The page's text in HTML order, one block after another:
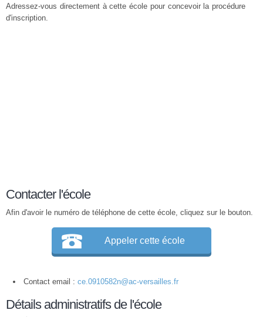
Adressez-vous directement à cette école pour concevoir la procédure
d'inscription.
Contacter l'école
Afin d'avoir le numéro de téléphone de cette école, cliquez sur le bouton.
Appeler cette école
Contact email : ce.0910582n@ac-versailles.fr
Détails administratifs de l'école